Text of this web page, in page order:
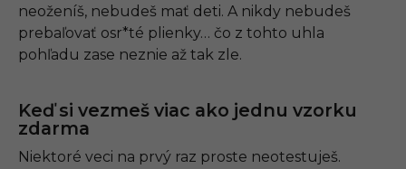
neoženíš, nebudeš mať deti. A nikdy nebudeš
prebaľovať osr*té plienky… čo z tohto uhla
pohľadu zase neznie až tak zle.
Keď si vezmeš viac ako jednu vzorku
zdarma
Niektoré veci na prvý raz proste neotestuješ.